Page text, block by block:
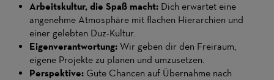
Arbeitskultur, die Spaß macht: Dich erwartet eine
angenehme Atmosphäre mit flachen Hierarchien und
einer gelebten Duz-Kultur.
Eigenverantwortung: Wir geben dir den Freiraum,
eigene Projekte zu planen und umzusetzen.
Perspektive: Gute Chancen auf Übernahme nach